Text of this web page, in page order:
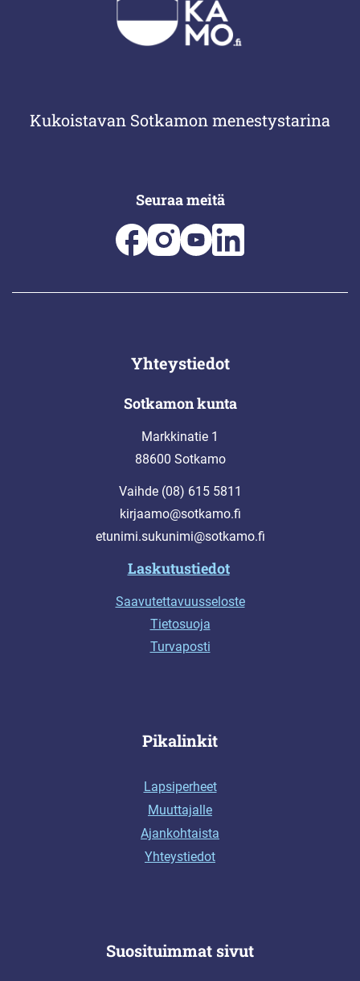
Kukoistavan Sotkamon menestystarina
Seuraa meitä
Yhteystiedot
Sotkamon kunta
Markkinatie 1
88600 Sotkamo
Vaihde (08) 615 5811
kirjaamo@sotkamo.fi
etunimi.sukunimi@sotkamo.fi
Laskutustiedot
Saavutettavuusseloste
Tietosuoja
Turvaposti
Pikalinkit
Lapsiperheet
Muuttajalle
Ajankohtaista
Yhteystiedot
Suosituimmat sivut